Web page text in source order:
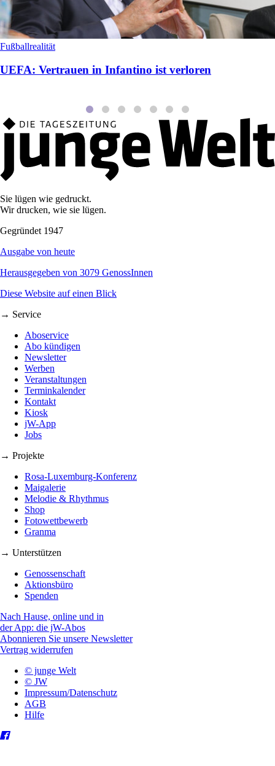
Fußballrealität
UEFA: Vertrauen in Infantino ist verloren
Sie lügen wie gedruckt.
Wir drucken, wie sie lügen.
Gegründet 1947
Ausgabe von heute
Herausgegeben von 3079 GenossInnen
Diese Website auf einen Blick
→ Service
Aboservice
Abo kündigen
Newsletter
Werben
Veranstaltungen
Terminkalender
Kontakt
Kiosk
jW-App
Jobs
→ Projekte
Rosa-Luxemburg-Konferenz
Maigalerie
Melodie & Rhythmus
Shop
Fotowettbewerb
Granma
→ Unterstützen
Genossenschaft
Aktionsbüro
Spenden
Nach Hause, online und in
der App: die jW-Abos
Abonnieren Sie unsere Newsletter
Vertrag widerrufen
© junge Welt
© JW
Impressum/Datenschutz
AGB
Hilfe